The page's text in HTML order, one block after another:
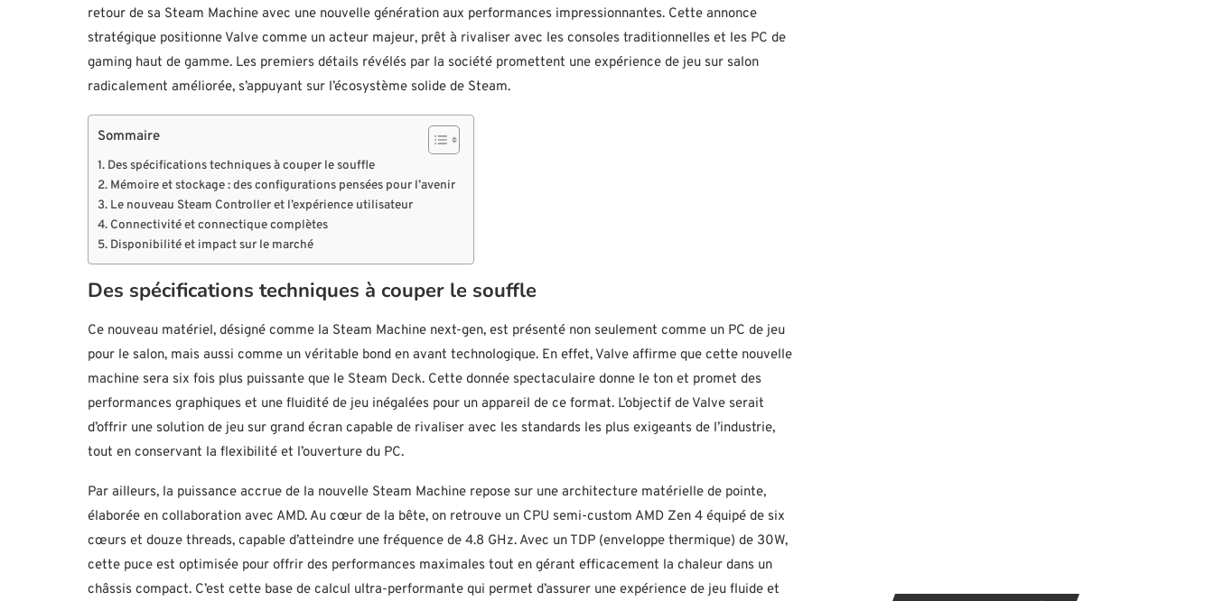
retour de sa Steam Machine avec une nouvelle génération aux performances impressionnantes. Cette annonce
stratégique positionne Valve comme un acteur majeur, prêt à rivaliser avec les consoles traditionnelles et les PC de
gaming haut de gamme. Les premiers détails révélés par la société promettent une expérience de jeu sur salon
radicalement améliorée, s’appuyant sur l’écosystème solide de Steam.
Sommaire
Des spécifications techniques à couper le souffle
Mémoire et stockage : des configurations pensées pour l’avenir
Le nouveau Steam Controller et l’expérience utilisateur
Connectivité et connectique complètes
Disponibilité et impact sur le marché
Des spécifications techniques à couper le souffle
Ce nouveau matériel, désigné comme la Steam Machine next-gen, est présenté non seulement comme un PC de jeu
pour le salon, mais aussi comme un véritable bond en avant technologique. En effet, Valve affirme que cette nouvelle
machine sera six fois plus puissante que le Steam Deck. Cette donnée spectaculaire donne le ton et promet des
performances graphiques et une fluidité de jeu inégalées pour un appareil de ce format. L’objectif de Valve serait
d’offrir une solution de jeu sur grand écran capable de rivaliser avec les standards les plus exigeants de l’industrie,
tout en conservant la flexibilité et l’ouverture du PC.
Par ailleurs, la puissance accrue de la nouvelle Steam Machine repose sur une architecture matérielle de pointe,
élaborée en collaboration avec AMD. Au cœur de la bête, on retrouve un CPU semi-custom AMD Zen 4 équipé de six
cœurs et douze threads, capable d’atteindre une fréquence de 4.8 GHz. Avec un TDP (enveloppe thermique) de 30W,
cette puce est optimisée pour offrir des performances maximales tout en gérant efficacement la chaleur dans un
châssis compact. C’est cette base de calcul ultra-performante qui permet d’assurer une expérience de jeu fluide et